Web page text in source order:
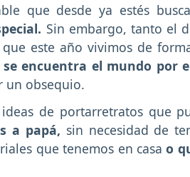
que desde ya estés
Sin embargo, tanto el
este año vivimos de
encuentra el mundo por
un obsequio.
de portarretratos que
a papá, sin necesidad de
que tenemos en casao